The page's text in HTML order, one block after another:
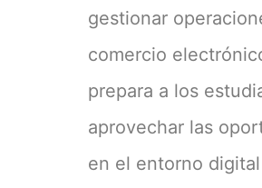
gestionar
comercio
prepara a los
aprovechar las
en el entorno